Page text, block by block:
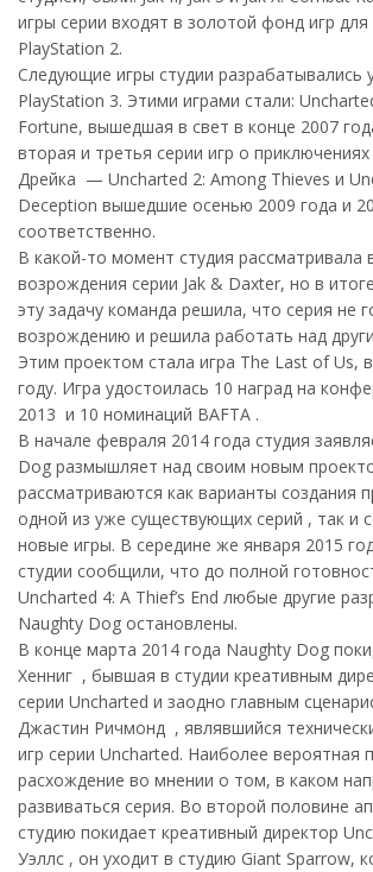
игры серии входят в золотой фонд игр для
PlayStation 2.
Следующие игры студии разрабатывались
PlayStation 3. Этими играми стали:
Fortune, вышедшая в свет в конце 2007
вторая и третья серии игр о
Дрейка — Uncharted 2: Among Thieves и
Deception вышедшие осенью 2009 года и
соответственно.
В какой-то момент студия рассматривала
возрождения серии Jak & Daxter, но в
эту задачу команда решила, что серия не
возрождению и решила работать над
Этим проектом стала игра The Last of Us,
году. Игра удостоилась 10 наград на
2013 и 10 номинаций BAFTA .
В начале февраля 2014 года студия
Dog размышляет над своим новым
рассматриваются как варианты создания
одной из уже существующих серий , так и
новые игры. В середине же января 2015
студии сообщили, что до полной
Uncharted 4: A Thief’s End любые другие
Naughty Dog остановлены.
В конце марта 2014 года Naughty Dog
Хенниг , бывшая в студии креативным
серии Uncharted и заодно главным
Джастин Ричмонд , являвшийся
игр серии Uncharted. Наиболее вероятная
расхождение во мнении о том, в каком
развиваться серия. Во второй половине
студию покидает креативный директор
Уэллс , он уходит в студию Giant Sparrow,